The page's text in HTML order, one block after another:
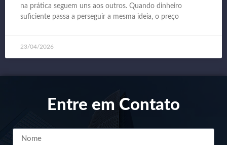
na prática seguem uns aos outros. Quando dinheiro
suficiente passa a perseguir a mesma ideia, o preço
23/04/2026
Entre em Contato